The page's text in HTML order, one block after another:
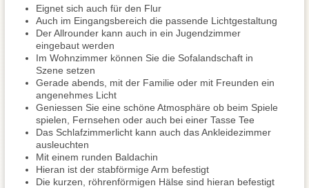
Eignet sich auch für den Flur
Auch im Eingangsbereich die passende Lichtgestaltung
Der Allrounder kann auch in ein Jugendzimmer
eingebaut werden
Im Wohnzimmer können Sie die Sofalandschaft in
Szene setzen
Gerade abends, mit der Familie oder mit Freunden ein
angenehmes Licht
Geniessen Sie eine schöne Atmosphäre ob beim Spiele
spielen, Fernsehen oder auch bei einer Tasse Tee
Das Schlafzimmerlicht kann auch das Ankleidezimmer
ausleuchten
Mit einem runden Baldachin
Hieran ist der stabförmige Arm befestigt
Die kurzen, röhrenförmigen Hälse sind hieran befestigt